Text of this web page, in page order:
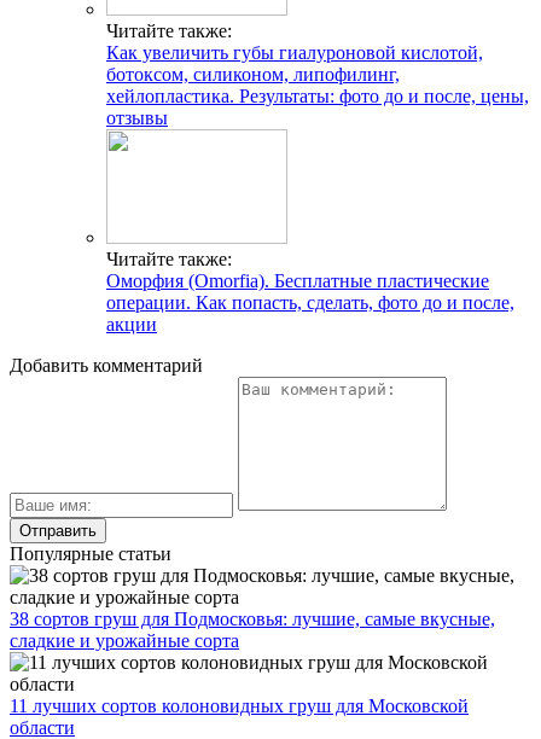
Читайте также:
Как увеличить губы гиалуроновой кислотой,
ботоксом, силиконом, липофилинг,
хейлопластика. Результаты: фото до и после, цены,
отзывы
Читайте также:
Оморфия (Omorfia). Бесплатные пластические
операции. Как попасть, сделать, фото до и после,
акции
Добавить комментарий
Популярные статьи
38 сортов груш для Подмосковья: лучшие, самые вкусные,
сладкие и урожайные сорта
11 лучших сортов колоновидных груш для Московской
области